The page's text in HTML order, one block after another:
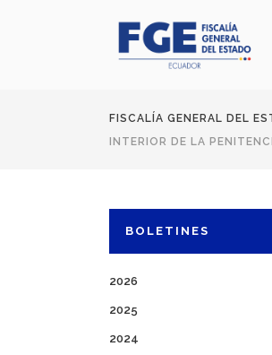
FISCALÍA GENERAL DEL
INTERIOR DE LA
BOLETINES
2026
2025
2024